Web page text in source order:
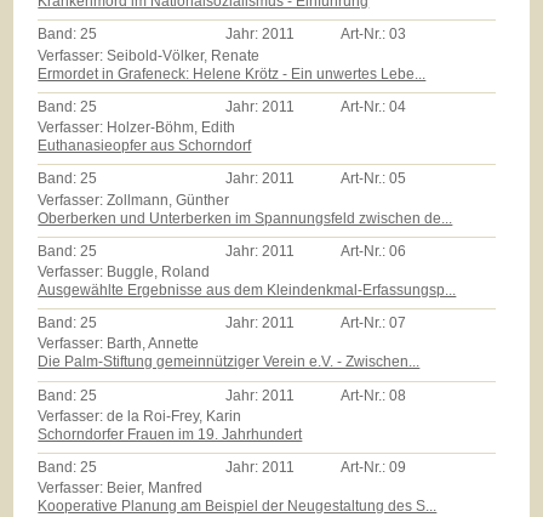
Band:25 Jahr:2011 Art-Nr.:03
Verfasser: Seibold-Völker, Renate
Ermordet in Grafeneck: Helene Krötz - Ein unwertes Lebe...
Band:25 Jahr:2011 Art-Nr.:04
Verfasser: Holzer-Böhm, Edith
Euthanasieopfer aus Schorndorf
Band:25 Jahr:2011 Art-Nr.:05
Verfasser: Zollmann, Günther
Oberberken und Unterberken im Spannungsfeld zwischen de...
Band: 25 Jahr: 2011 Art-Nr.:06
Verfasser: Buggle, Roland
Ausgewählte Ergebnisse aus dem Kleindenkmal-Erfassungsp...
Band:25 Jahr:2011 Art-Nr.:07
Verfasser: Barth, Annette
Die Palm-Stiftung gemeinnütziger Verein e.V. - Zwischen...
Band: 25 Jahr: 2011 Art-Nr.:08
Verfasser: de la Roi-Frey, Karin
Schorndorfer Frauen im 19. Jahrhundert
Band:25 Jahr:2011 Art-Nr.:09
Verfasser: Beier, Manfred
Kooperative Planung am Beispiel der Neugestaltung des S...